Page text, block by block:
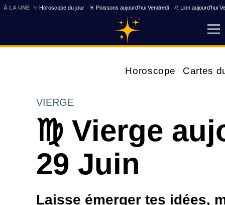
À LA UNE ✨ Horoscope du jour ♓ Poissons aujourd'hui Vendredi ♌ Lion aujourd'hui
Horoscope Cartes
VIERGE
♍ Vierge
29 Juin
Laisse émerger tes idées,